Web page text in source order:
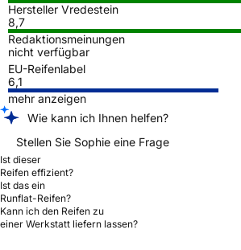
Hersteller Vredestein
8,7
Redaktionsmeinungen
nicht verfügbar
EU-Reifenlabel
6,1
mehr anzeigen
Wie kann ich Ihnen helfen?
Stellen Sie Sophie eine Frage
Ist dieser
Reifen effizient?
Ist das ein
Runflat-Reifen?
Kann ich den Reifen zu
einer Werkstatt liefern lassen?